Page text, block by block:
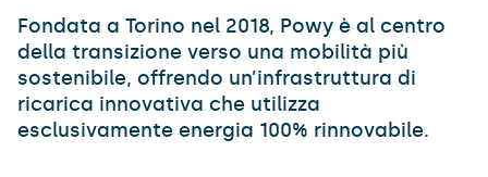
Fondata a Torino nel 2018, Powy è al centro
della transizione verso una mobilità più
sostenibile, offrendo un’infrastruttura di
ricarica innovativa che utilizza
esclusivamente energia 100% rinnovabile.